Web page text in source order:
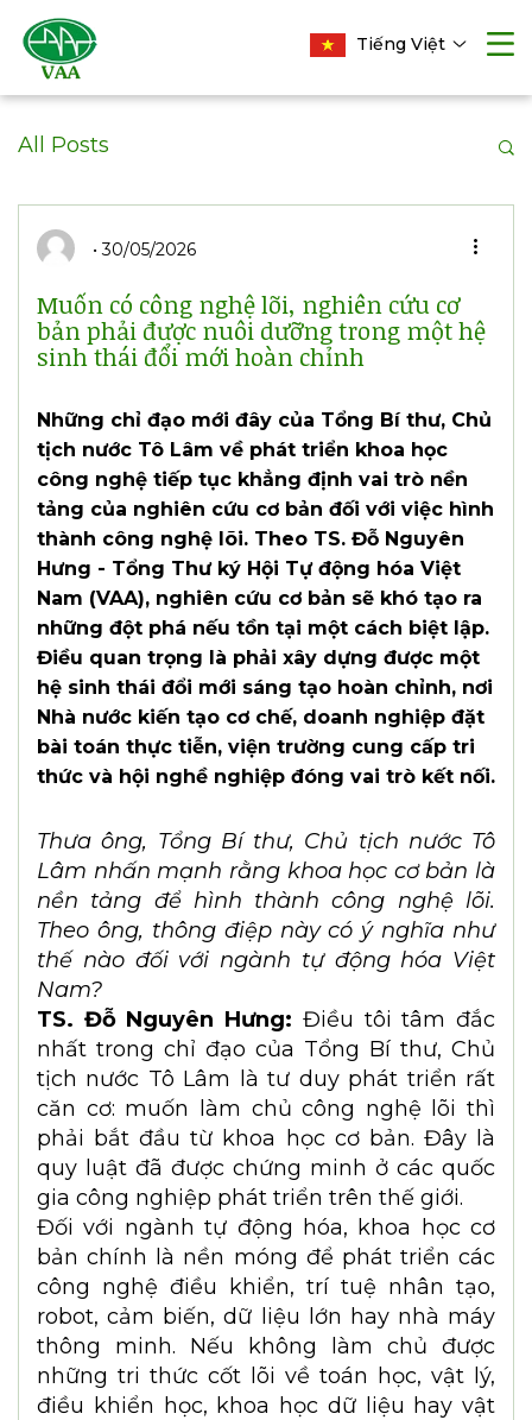
Tiếng Việt
All Posts
30/05/2026
Muốn có công nghệ lõi, nghiên cứu cơ
bản phải được nuôi dưỡng trong một hệ
sinh thái đổi mới hoàn chỉnh
Những chỉ đạo mới đây của Tổng Bí thư, Chủ
tịch nước Tô Lâm về phát triển khoa học
công nghệ tiếp tục khẳng định vai trò nền
tảng của nghiên cứu cơ bản đối với việc hình
thành công nghệ lõi. Theo TS. Đỗ Nguyên
Hưng - Tổng Thư ký Hội Tự động hóa Việt
Nam (VAA), nghiên cứu cơ bản sẽ khó tạo ra
những đột phá nếu tồn tại một cách biệt lập.
Điều quan trọng là phải xây dựng được một
hệ sinh thái đổi mới sáng tạo hoàn chỉnh, nơi
Nhà nước kiến tạo cơ chế, doanh nghiệp đặt
bài toán thực tiễn, viện trường cung cấp tri
thức và hội nghề nghiệp đóng vai trò kết nối.
Thưa ông, Tổng Bí thư, Chủ tịch nước Tô
Lâm nhấn mạnh rằng khoa học cơ bản là
nền tảng để hình thành công nghệ lõi.
Theo ông, thông điệp này có ý nghĩa như
thế nào đối với ngành tự động hóa Việt
Nam?
TS. Đỗ Nguyên Hưng: Điều tôi tâm đắc
nhất trong chỉ đạo của Tổng Bí thư, Chủ
tịch nước Tô Lâm là tư duy phát triển rất
căn cơ: muốn làm chủ công nghệ lõi thì
phải bắt đầu từ khoa học cơ bản. Đây là
quy luật đã được chứng minh ở các quốc
gia công nghiệp phát triển trên thế giới.
Đối với ngành tự động hóa, khoa học cơ
bản chính là nền móng để phát triển các
công nghệ điều khiển, trí tuệ nhân tạo,
robot, cảm biến, dữ liệu lớn hay nhà máy
thông minh. Nếu không làm chủ được
những tri thức cốt lõi về toán học, vật lý,
điều khiển học, khoa học dữ liệu hay vật